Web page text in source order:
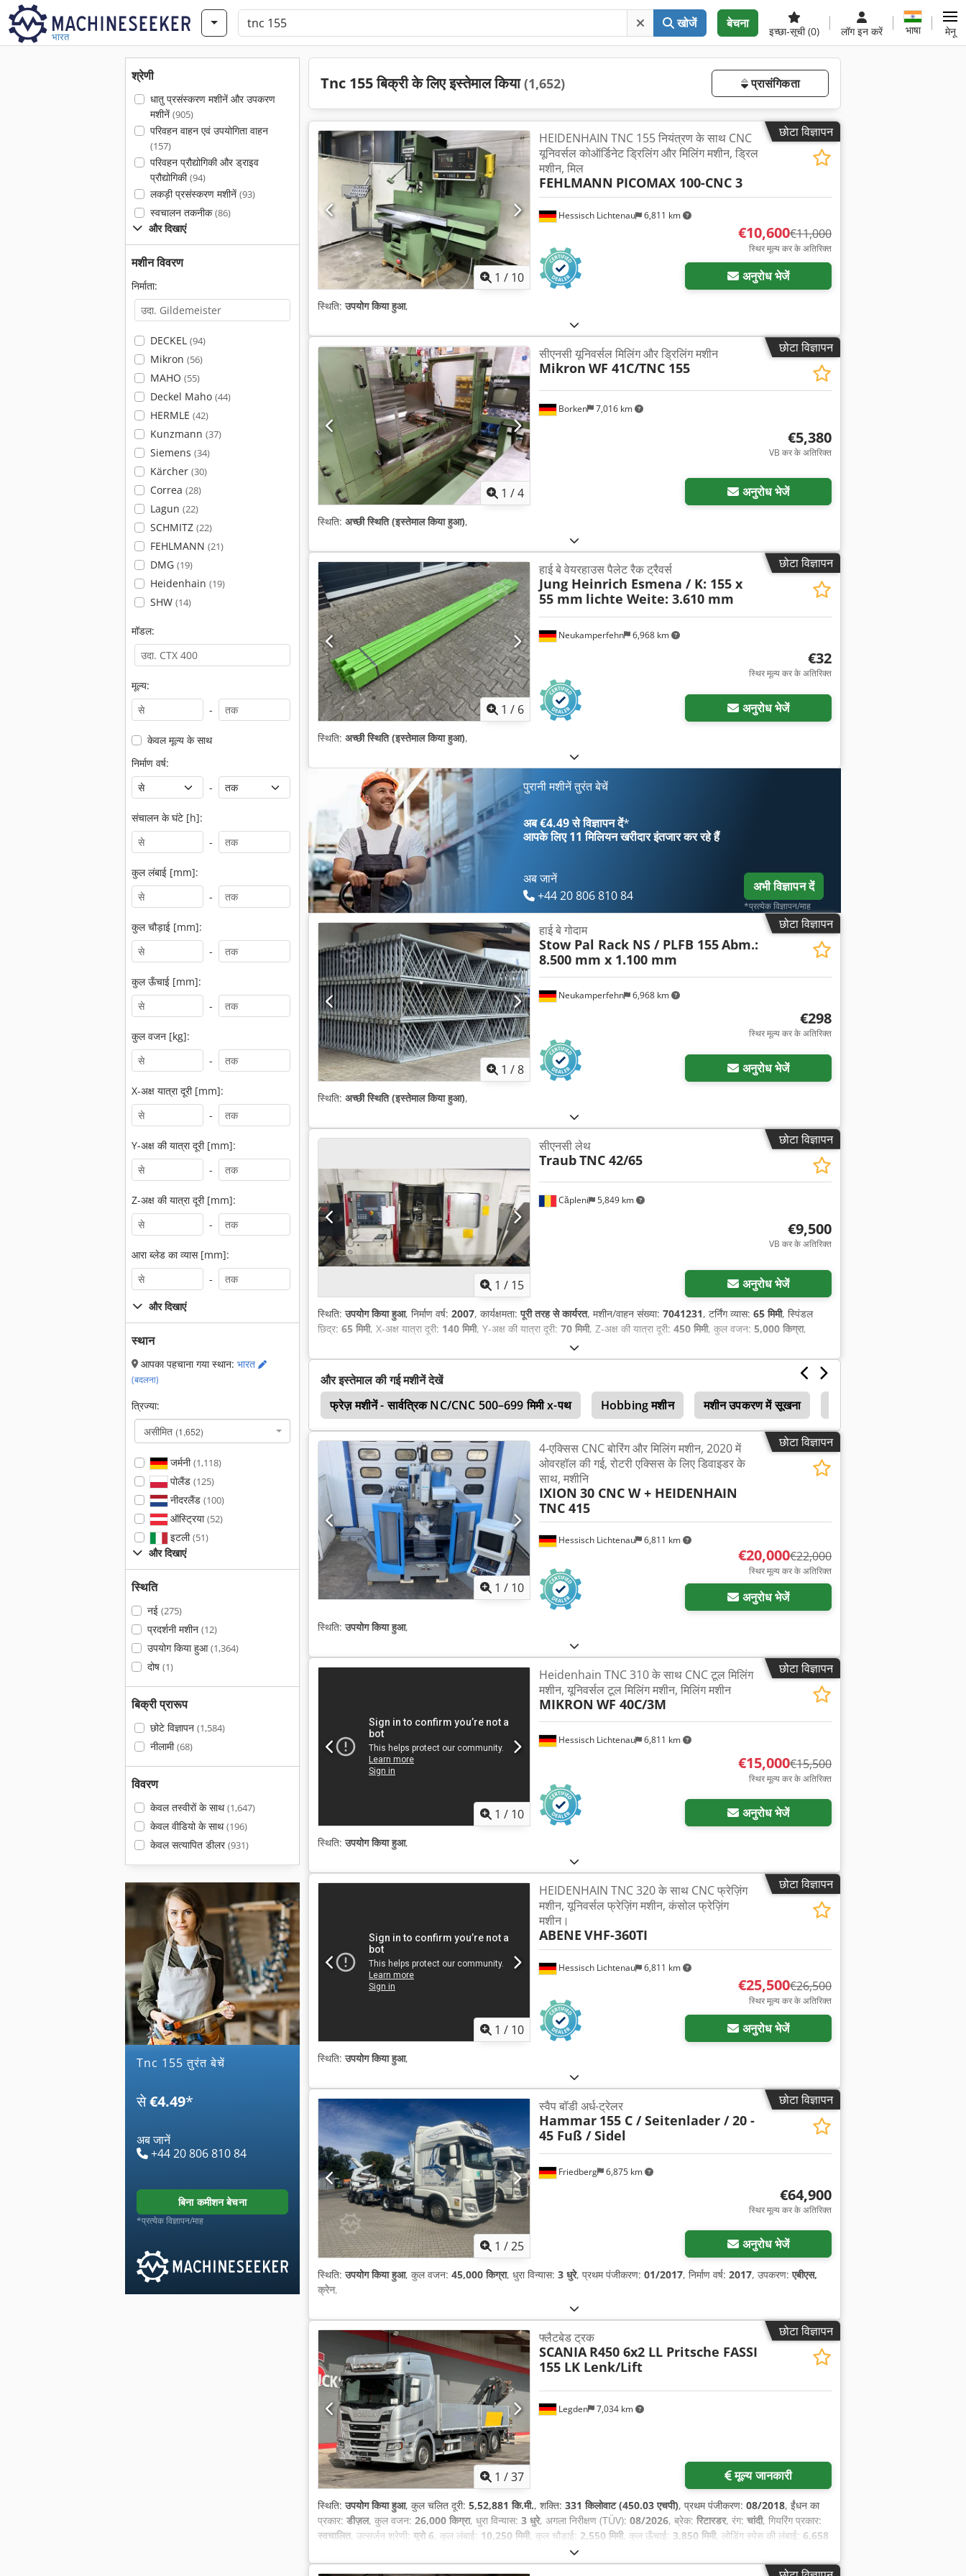
भारत
खोजें बेचना
इच्छा-सूची(0) लॉग इन करें भाषा मेनू
श्रेणी
धातु प्रसंस्करण मशीनें और उपकरण
मशीनें (905)
परिवहन वाहन एवं उपयोगिता वाहन
(157)
परिवहन प्रौद्योगिकी और ड्राइव
प्रौद्योगिकी(94)
लकड़ी प्रसंस्करण मशीनें (93)
स्वचालन तकनीक(86)
और दिखाएं
मशीन विवरण
निर्माता:
DECKEL (94)
Mikron (56)
MAHO (55)
Deckel Maho (44)
HERMLE (42)
Kunzmann (37)
Siemens (34)
Kärcher (30)
Correa (28)
Lagun (22)
SCHMITZ (22)
FEHLMANN (21)
DMG (19)
Heidenhain (19)
SHW (14)
मॉडल:
मूल्य:
-
केवल मूल्य के साथ
निर्माण वर्ष:
-
संचालन के घंटे [h]:
-
कुल लंबाई [mm]:
-
कुल चौड़ाई [mm]:
-
कुल ऊँचाई [mm]:
-
कुल वजन [kg]:
-
X-अक्ष यात्रा दूरी [mm]:
-
Y-अक्ष की यात्रा दूरी [mm]:
-
Z-अक्ष की यात्रा दूरी [mm]:
-
आरा ब्लेड का व्यास [mm]:
-
और दिखाएं
स्थान
आपका पहचाना गया स्थान: भारत
(बदलना)
त्रिज्या:
असीमित (1,652)
जर्मनी(1,118)
पोलैंड (125)
नीदरलैंड (100)
ऑस्ट्रिया(52)
इटली(51)
और दिखाएं
स्थिति
नई (275)
प्रदर्शनी मशीन (12)
उपयोग किया हुआ(1,364)
दोष (1)
बिक्री प्रारूप
छोटे विज्ञापन (1,584)
नीलामी(68)
विवरण
केवल तस्वीरों के साथ(1,647)
केवल वीडियो के साथ(196)
केवल सत्यापित डीलर(931)
tnc 155 तुरंत बेचें
से€4.49*
अब जानें
+44 20 806 810 84
बिना कमीशन बेचना
*प्रत्येक विज्ञापन/माह
Tnc 155 बिक्री के लिए इस्तेमाल किया(1,652) प्रासंगिकता
छोटा विज्ञापन
1 / 10
Hessisch Lichtenau 6,811 km
HEIDENHAIN TNC 155 नियंत्रण के साथ CNC
यूनिवर्सल कोऑर्डिनेट ड्रिलिंग और मिलिंग मशीन, ड्रिल
मशीन, मिल
FEHLMANN PICOMAX 100-CNC 3
€10,600€11,000
स्थिर मूल्य कर के अतिरिक्त
अनुरोध भेजें
स्थिति:उपयोग किया हुआ,
छोटा विज्ञापन
1 /4
Borken 7,016 km
सीएनसी यूनिवर्सल मिलिंग और ड्रिलिंग मशीन
Mikron WF 41C/TNC 155
€5,380
VB कर के अतिरिक्त
अनुरोध भेजें
स्थिति: अच्छी स्थिति (इस्तेमाल किया हुआ),
छोटा विज्ञापन
1 / 6
Neukamperfehn 6,968 km
हाई बे वेयरहाउस पैलेट रैक ट्रैवर्स
Jung Heinrich Esmena / K: 155 x
55 mm lichte Weite: 3.610 mm
€32
स्थिर मूल्य कर के अतिरिक्त
अनुरोध भेजें
स्थिति: अच्छी स्थिति (इस्तेमाल किया हुआ),
पुरानी मशीनें तुरंत बेचें
अब €4.49 से विज्ञापन दें*
आपके लिए11 मिलियन खरीदारइंतजार कर रहे हैं
अब जानें
+44 20 806 810 84
अभी विज्ञापन दें
*प्रत्येक विज्ञापन/माह
छोटा विज्ञापन
1 /8
Neukamperfehn 6,968 km
हाई बे गोदाम
Stow Pal Rack NS / PLFB 155Abm.:
8.500 mm x 1.100 mm
€298
स्थिर मूल्य कर के अतिरिक्त
अनुरोध भेजें
स्थिति: अच्छी स्थिति (इस्तेमाल किया हुआ),
छोटा विज्ञापन
1 / 15
Căpleni 5,849 km
सीएनसी लेथ
TraubTNC 42/65
€9,500
VB कर के अतिरिक्त
अनुरोध भेजें
स्थिति:उपयोग किया हुआ, निर्माण वर्ष: 2007, कार्यक्षमता:पूरी तरह से कार्यरत, मशीन/वाहन संख्या: 7041231, टर्निंग व्यास: 65 मिमी, स्पिंडल
छिद्र: 65 मिमी, X-अक्ष यात्रा दूरी: 140 मिमी, Y-अक्ष की यात्रा दूरी: 70 मिमी, Z-अक्ष की यात्रा दूरी: 450 मिमी, कुल वजन: 5,000 किग्रा,
और इस्तेमाल की गई मशीनें देखें
फ्रेज़ मशीनें - सार्वत्रिक NC/CNC 500–699 मिमी x-पथ
Hobbing मशीन मशीन उपकरण में सूखना
टॉर्क 600 एनएम
छोटा विज्ञापन
1 / 10
Hessisch Lichtenau 6,811 km
4-एक्सिस CNC बोरिंग और मिलिंग मशीन, 2020 में
ओवरहॉल की गई, रोटरी एक्सिस के लिए डिवाइडर के
साथ, मशीनि
IXION 30 CNC W + HEIDENHAIN
TNC 415
€20,000€22,000
स्थिर मूल्य कर के अतिरिक्त
अनुरोध भेजें
स्थिति:उपयोग किया हुआ,
छोटा विज्ञापन
1 / 10
Hessisch Lichtenau 6,811 km
Heidenhain TNC 310 के साथ CNC टूल मिलिंग
मशीन, यूनिवर्सल टूल मिलिंग मशीन, मिलिंग मशीन
MIKRON WF 40C/3M
€15,000€15,500
स्थिर मूल्य कर के अतिरिक्त
अनुरोध भेजें
स्थिति:उपयोग किया हुआ,
छोटा विज्ञापन
1 / 10
Hessisch Lichtenau 6,811 km
HEIDENHAIN TNC 320 के साथ CNC फ्रेज़िंग
मशीन, यूनिवर्सल फ्रेज़िंग मशीन, कंसोल फ्रेज़िंग
मशीन।
ABENE VHF-360TI
€25,500€26,500
स्थिर मूल्य कर के अतिरिक्त
अनुरोध भेजें
स्थिति:उपयोग किया हुआ,
छोटा विज्ञापन
1 /25
Friedberg 6,875 km
स्वैप बॉडी अर्ध-ट्रेलर
Hammar 155 C / Seitenlader / 20 -
45 Fuß / Sidel
€64,900
स्थिर मूल्य कर के अतिरिक्त
अनुरोध भेजें
स्थिति:उपयोग किया हुआ, कुल वजन: 45,000 किग्रा, धुरा विन्यास: 3 धुरे, प्रथम पंजीकरण: 01/2017, निर्माण वर्ष: 2017, उपकरण:एबीएस,
क्रेन,
छोटा विज्ञापन
1 /37
Legden 7,034 km
फ्लैटबेड ट्रक
SCANIA R450 6x2 LL Pritsche FASSI
155 LK Lenk/Lift
मूल्य जानकारी
स्थिति:उपयोग किया हुआ, कुल चलित दूरी: 5,52,881 कि.मी., शक्ति: 331 किलोवाट (450.03 एचपी), प्रथम पंजीकरण: 08/2018, ईंधन का
प्रकार: डीज़ल, कुल वजन: 26,000 किग्रा, धुरा विन्यास: 3 धुरे, अगला निरीक्षण (TÜV): 08/2026, ब्रेक: रिटारडर, रंग: चांदी, गियरिंग प्रकार:
स्वचालित, उत्सर्जन श्रेणी: यूरो 6, कुल लंबाई: 10,250 मिमी, कुल चौड़ाई: 2,550 मिमी, कुल ऊँचाई: 3,850 मिमी, लोडिंग स्पेस की लंबाई: 6,658
900 मिमी
कंडीशनिंग, कालिख फिल्टर, क्रेन, नेविगेशन प्रणाली, पार्किंग हीटर,